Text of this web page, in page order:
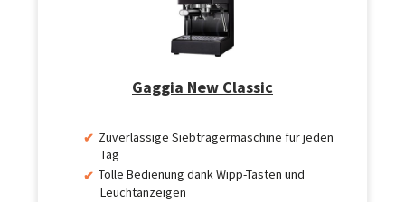
Gaggia New Classic
Zuverlässige Siebträgermaschine für jeden
Tag
Tolle Bedienung dank Wipp-Tasten und
Leuchtanzeigen